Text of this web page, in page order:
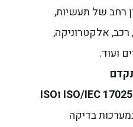
רחב של תעשיות,
רכב, אלקטרוניקה,
ועוד.
ISO/IEC 17025 וISO
בדיקה